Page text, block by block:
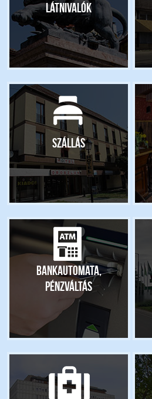
Látnivalók
Szállás
Bankautomata,
pénzváltás